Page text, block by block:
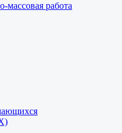
массовая работа